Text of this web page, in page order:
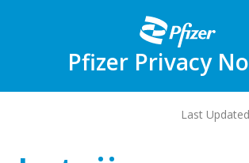
Pfizer Privacy
Last